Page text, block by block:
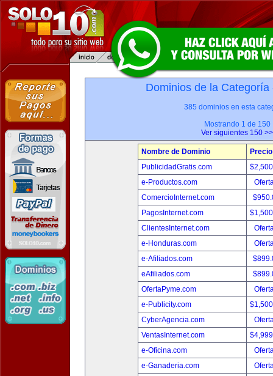
Dominios de la
385 dominios en esta
Mostrando 1 de 150
Ver siguientes 150 >>
Nombre de Dominio
Precio
PublicidadGratis.com
e-Productos.com
ComercioInternet.com
PagosInternet.com
ClientesInternet.com
e-Honduras.com
e-Afiliados.com
eAfiliados.com
OfertaPyme.com
e-Publicity.com
CyberAgencia.com
VentasInternet.com
e-Oficina.com
e-Ganaderia.com